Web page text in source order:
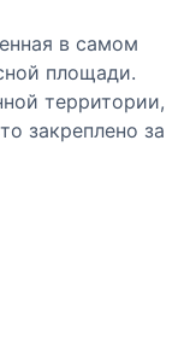
в самом
площади.
территории,
закреплено за